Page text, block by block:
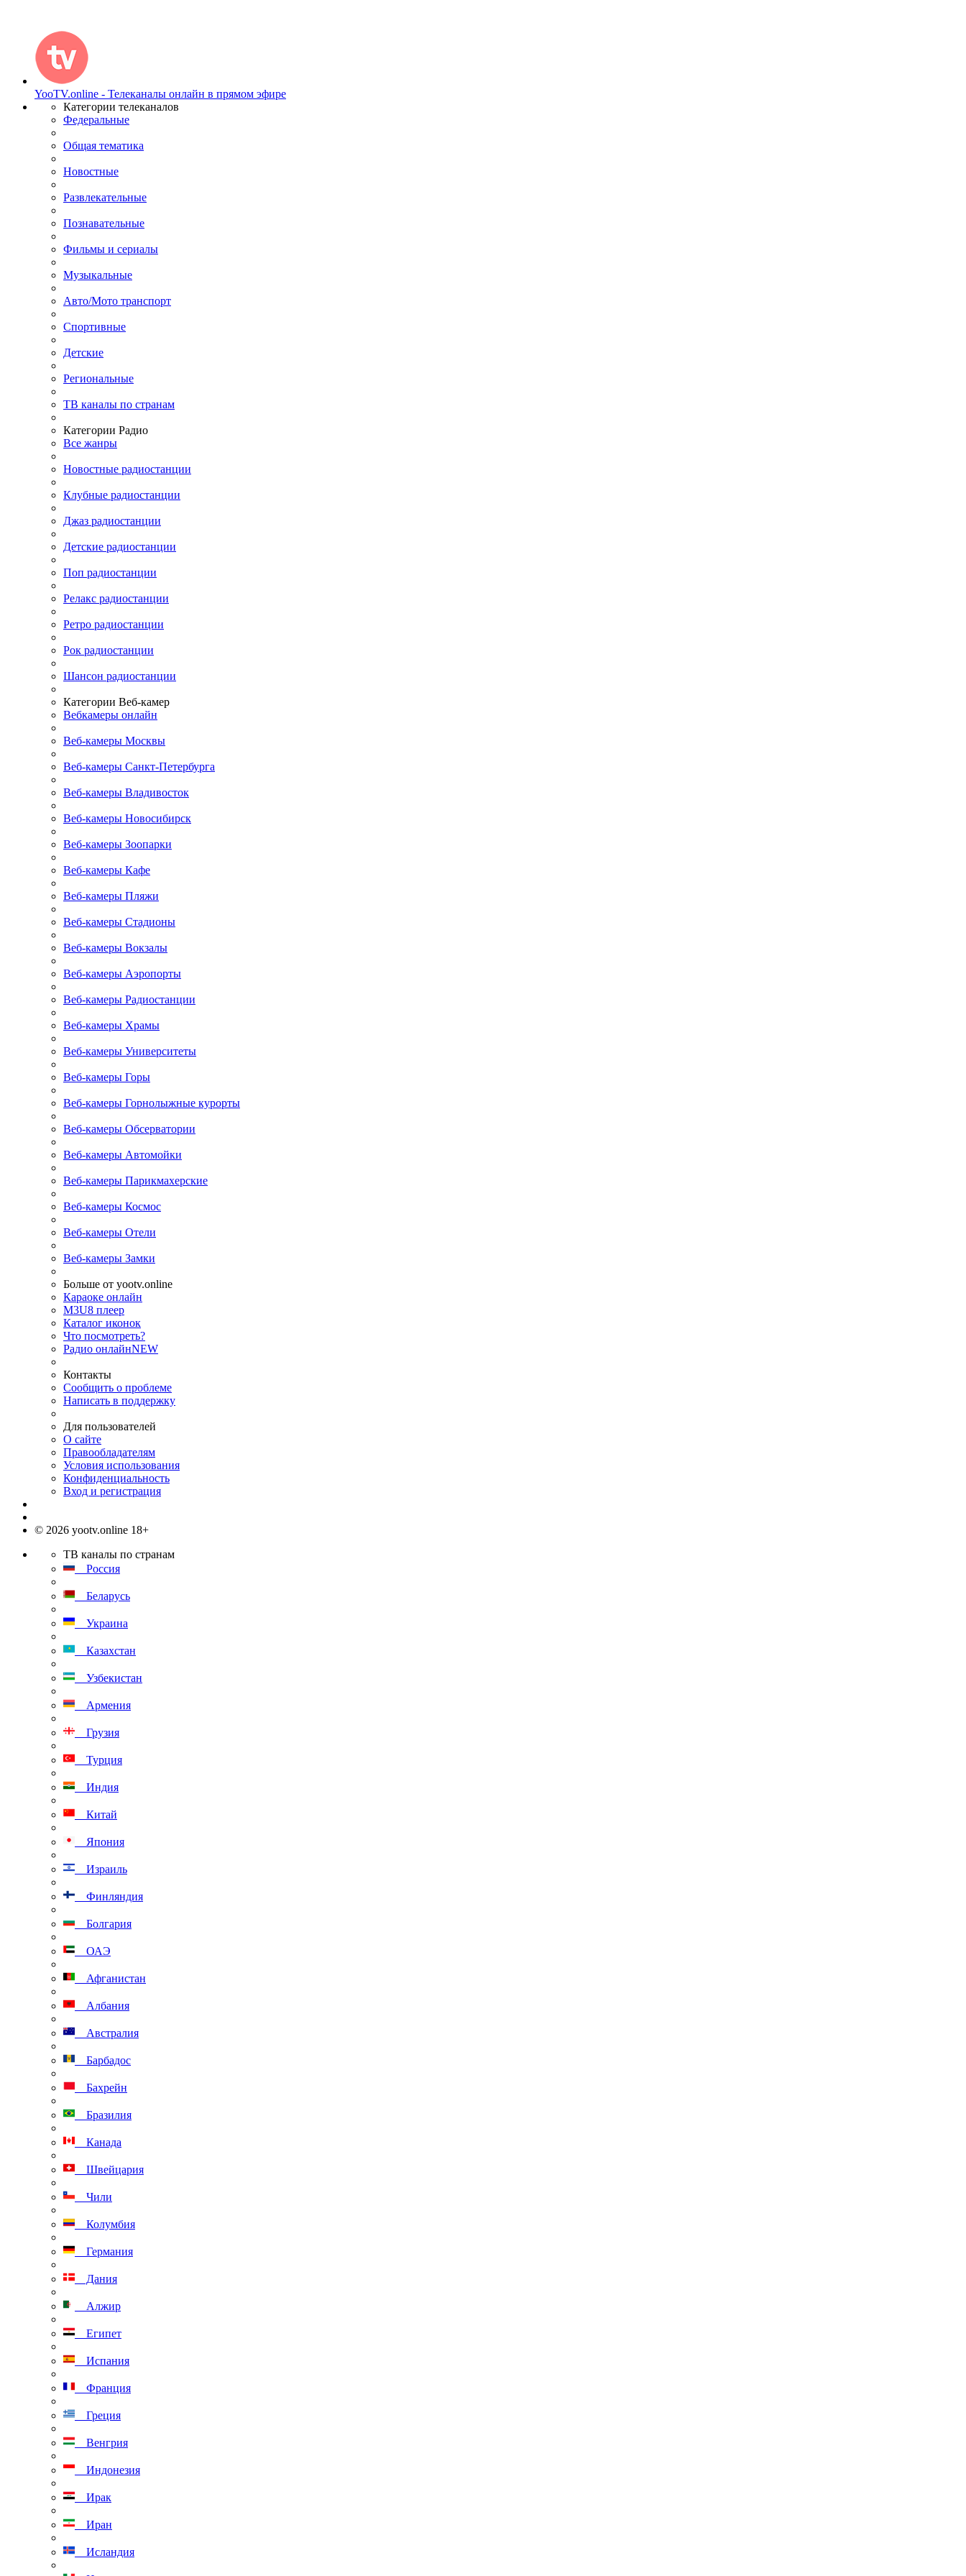
YooTV.online - Телеканалы онлайн в прямом эфире
Категории телеканалов
Федеральные
Общая тематика
Новостные
Развлекательные
Познавательные
Фильмы и сериалы
Музыкальные
Авто/Мото транспорт
Спортивные
Детские
Региональные
ТВ каналы по странам
Категории Радио
Все жанры
Новостные радиостанции
Клубные радиостанции
Джаз радиостанции
Детские радиостанции
Поп радиостанции
Релакс радиостанции
Ретро радиостанции
Рок радиостанции
Шансон радиостанции
Категории Веб-камер
Вебкамеры онлайн
Веб-камеры Москвы
Веб-камеры Санкт-Петербурга
Веб-камеры Владивосток
Веб-камеры Новосибирск
Веб-камеры Зоопарки
Веб-камеры Кафе
Веб-камеры Пляжи
Веб-камеры Стадионы
Веб-камеры Вокзалы
Веб-камеры Аэропорты
Веб-камеры Радиостанции
Веб-камеры Храмы
Веб-камеры Университеты
Веб-камеры Горы
Веб-камеры Горнолыжные курорты
Веб-камеры Обсерватории
Веб-камеры Автомойки
Веб-камеры Парикмахерские
Веб-камеры Космос
Веб-камеры Отели
Веб-камеры Замки
Больше от yootv.online
Караоке онлайн
M3U8 плеер
Каталог иконок
Что посмотреть?
Радио онлайнNEW
Контакты
Сообщить о проблеме
Написать в поддержку
Для пользователей
О сайте
Правообладателям
Условия использования
Конфиденциальность
Вход и регистрация
© 2026 yootv.online 18+
ТВ каналы по странам
Россия
Беларусь
Украина
Казахстан
Узбекистан
Армения
Грузия
Турция
Индия
Китай
Япония
Израиль
Финляндия
Болгария
ОАЭ
Афганистан
Албания
Австралия
Барбадос
Бахрейн
Бразилия
Канада
Швейцария
Чили
Колумбия
Германия
Дания
Алжир
Египет
Испания
Франция
Греция
Венгрия
Индонезия
Ирак
Иран
Исландия